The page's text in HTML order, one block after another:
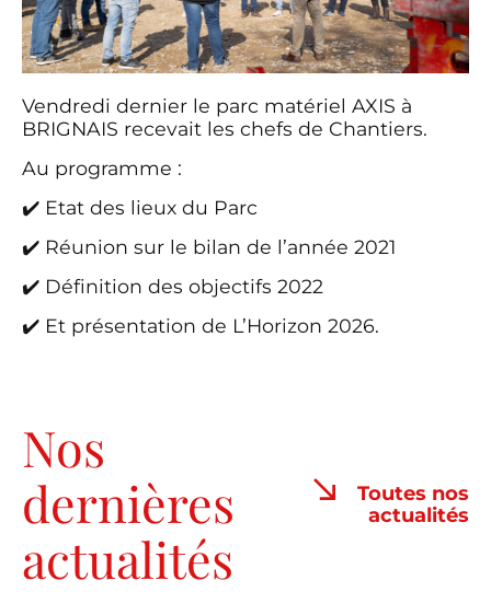
Vendredi dernier le parc matériel AXIS à
BRIGNAIS recevait les chefs de Chantiers.
Au programme :
✔️ Etat des lieux du Parc
✔️ Réunion sur le bilan de l’année 2021
✔️ Définition des objectifs 2022
✔️ Et présentation de L’Horizon 2026.
Nos
dernières
actualités
Toutes nos
actualités